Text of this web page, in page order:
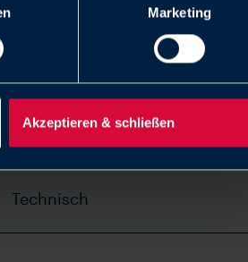
Marketing
Akzeptieren & schließen
Technisch
Technisch